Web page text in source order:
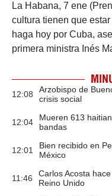
La Habana, 7 ene
cultura tienen que
haga hoy por Cuba,
primera ministra Inés
12:08
Arzobispo de
crisis social
12:04
Mueren 613
bandas
12:01
Bien recibido en
México
11:46
Carlos Acosta
Reino Unido